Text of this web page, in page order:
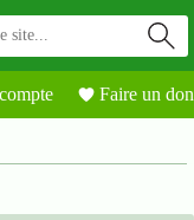
Faire un don